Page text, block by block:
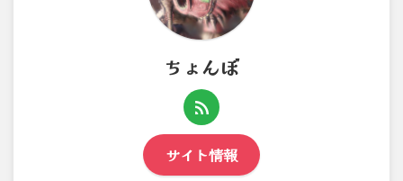
ちょんぼ
サイト情報